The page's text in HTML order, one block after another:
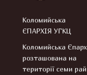
Коломийська
ЄПАРХІЯ УГКЦ
Коломийська
розташована на
території семи